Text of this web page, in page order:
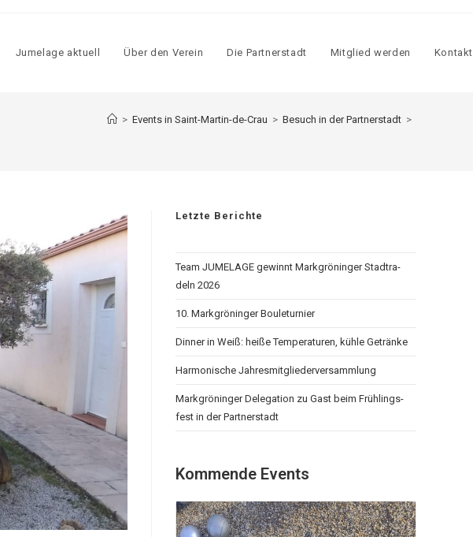
Jume­la­ge aktu­ell Über den Ver­ein Die Part­ner­stadt Mit­glied wer­den Kon­takt
> Events in Saint-Martin-de-Crau > Besuch in der Partnerstadt >
Letzte Berichte
Team JUMELAGE gewinnt Mark­grö­nin­ger Stadt­ra­
deln 2026
10. Mark­grö­nin­ger Bou­letur­nier
Din­ner in Weiß: hei­ße Tem­pe­ra­tu­ren, küh­le Geträn­ke
Har­mo­ni­sche Jah­res­mit­glie­der­ver­samm­lung
Mark­grö­nin­ger Dele­ga­ti­on zu Gast beim Früh­lings­
fest in der Part­ner­stadt
Kom­men­de Events